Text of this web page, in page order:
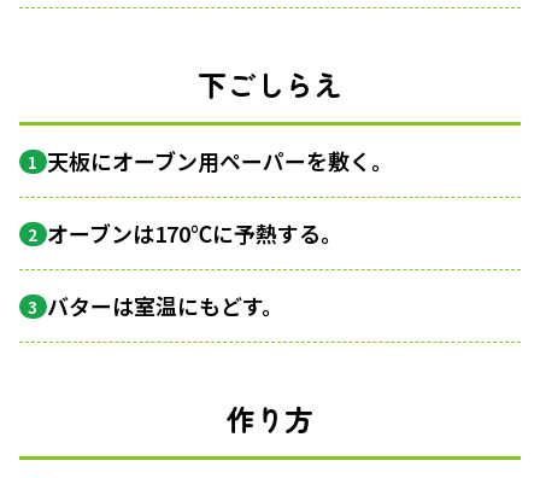
下ごしらえ
1 天板にオーブン用ペーパーを敷く。
2 オーブンは170℃に予熱する。
3 バターは室温にもどす。
作り方